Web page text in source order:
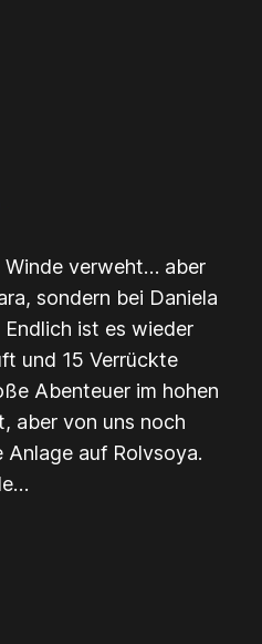
verweht… aber
sondern bei Daniela
ist es wieder
und 15 Verrückte
Abenteuer im hohen
aber von uns noch
auf Rolvsoya.